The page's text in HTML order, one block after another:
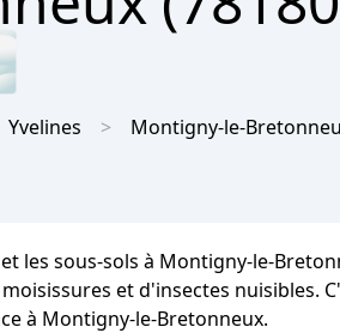
Yvelines Montigny-le-
les sous-sols à Montigny-le-
et d'insectes
à Montigny-le-Bretonneux.